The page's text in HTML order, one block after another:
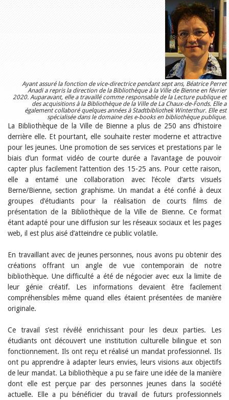
Animations
Jeune public
Ecole et bibliothèque
Bibliosuisse
Subventions cantonales
Subventions extraordinaires
Littérature de jeunesse
Membres de la commission
Encouragement des
Bibliomedia
Tous les tags
Auteurs
Julie Greub
Sibylle Birrer
Javier Lopez
Maria Aellig-Abate
Markus Jost
Markus Keel
Blaise Humbert-Droz
Sarah Jenni
Gabriela Hammel
Tous les auteurs
Archives
Juin 2026
Mars 2026
Décembre 2025
Novembre 2025
Ayant assuré la fonction de vice-directrice pendant sept ans, Béatrice Perret
Anadi a repris la direction de la Bibliothèque à la Ville de Bienne en février
2020. Auparavant, elle a travaillé comme responsable de la Lecture publique et
des acquisitions à la Bibliothèque de la Ville de La Chaux-de-Fonds. Elle a
également collaboré quelques années à Stadtbibliothek Winterthur. Elle est
spécialisée dans le domaine des e-books en bibliothèque publique.
La Bibliothèque de la Ville de Bienne a plus de 250 ans d’histoire
derrière elle. Et pourtant, elle souhaite rester moderne et attractive
pour les jeunes. Une promotion de ses services et prestations par le
biais d’un format vidéo de courte durée a l’avantage de pouvoir
capter plus facilement l’attention des 15-25 ans. Pour cette raison,
elle a entamé une collaboration avec l’école d’arts visuels
Berne/Bienne, section graphisme. Un mandat a été confié à deux
groupes d’étudiants pour la réalisation de courts films de
présentation de la Bibliothèque de la Ville de Bienne. Ce format
étant adapté pour une diffusion sur les réseaux sociaux et les pages
web, il est plus aisé d’atteindre ce public volatile.
En travaillant avec de jeunes personnes, nous avons pu obtenir des
créations offrant un angle de vue contemporain de notre
bibliothèque. Une difficulté a été de négocier avec eux la limite de
leur génie créatif. Les informations devaient être facilement
compréhensibles même quand elles étaient présentées de manière
originale.
Ce travail s’est révélé enrichissant pour les deux parties. Les
étudiants ont découvert une institution culturelle bilingue et son
fonctionnement. Ils ont reçu et réalisé un mandat professionnel. Ils
ont pu apprendre à adapter leurs envies, leurs visions aux objectifs
de leur mandat. La bibliothèque a pu se faire une idée de la manière
dont elle est perçue par des personnes jeunes dans la société
actuelle. Elle a pu bénéficier du travail de futurs professionnels